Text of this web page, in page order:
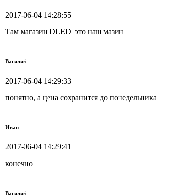
2017-06-04 14:28:55
Там магазин DLED, это наш мазин
Василий
2017-06-04 14:29:33
понятно, а цена сохранится до понедельника
Иван
2017-06-04 14:29:41
конечно
Василий